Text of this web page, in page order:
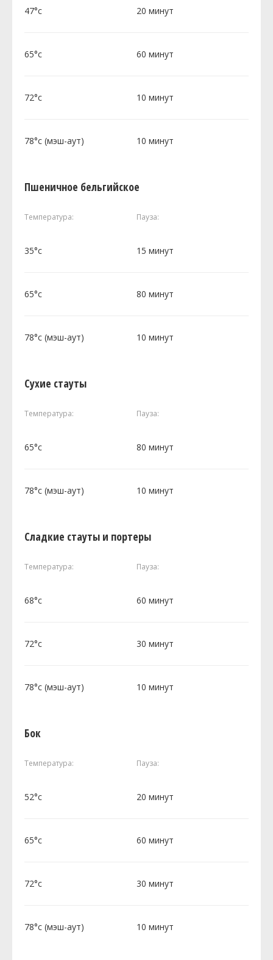
47°c 20 минут
65°c 60 минут
72°c 10 минут
78°c (мэш-аут) 10 минут
Пшеничное бельгийское
Температура: Пауза:
35°c 15 минут
65°c 80 минут
78°c (мэш-аут) 10 минут
Сухие стауты
Температура: Пауза:
65°c 80 минут
78°c (мэш-аут) 10 минут
Сладкие стауты и портеры
Температура: Пауза:
68°c 60 минут
72°c 30 минут
78°c (мэш-аут) 10 минут
Бок
Температура: Пауза:
52°c 20 минут
65°c 60 минут
72°c 30 минут
78°c (мэш-аут) 10 минут